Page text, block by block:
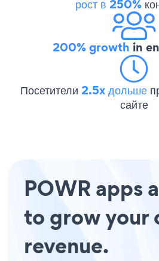
рост в 250%
200% growth in
Посетители 2.5x дольше
сайте
POWR apps
to grow your
revenue.